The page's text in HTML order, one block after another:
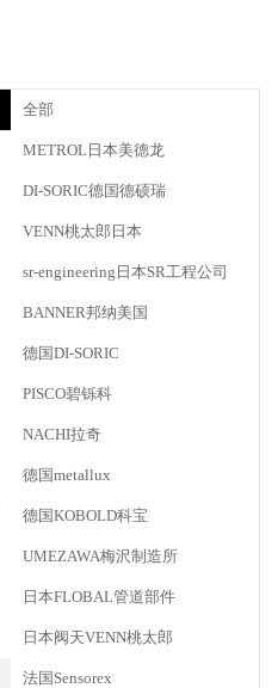
全部
METROL日本美德龙
DI-SORIC德国德硕瑞
VENN桃太郎日本
sr-engineering日本SR工程公司
BANNER邦纳美国
德国DI-SORIC
PISCO碧铄科
NACHI拉奇
德国metallux
德国KOBOLD科宝
UMEZAWA梅沢制造所
日本FLOBAL管道部件
日本阀天VENN桃太郎
法国Sensorex